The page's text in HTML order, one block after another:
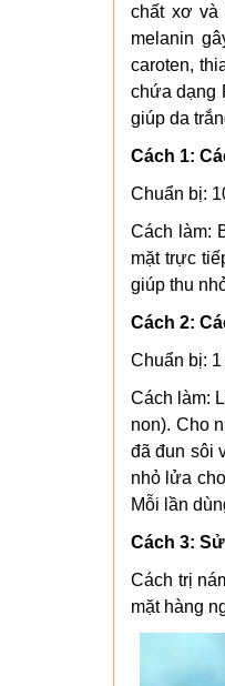
chất xơ và
melanin
caroten,
chứa dạng
giúp da
Cách 1:
Chuẩn bị:
Cách làm:
mặt trực
giúp thu
Cách 2:
Chuẩn bị:
Cách làm:
non). Cho
đã đun sôi
nhỏ lửa
Mỗi lần
Cách 3:
Cách trị
mặt hàng